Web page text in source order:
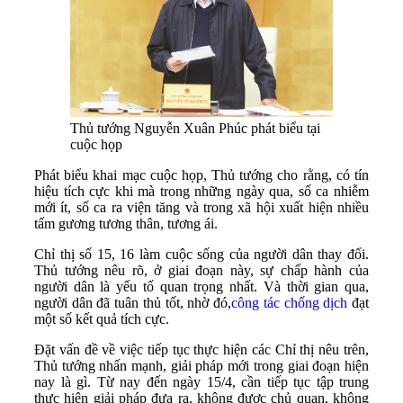
Thủ tướng Nguyễn Xuân Phúc phát biểu tại
cuộc họp
Phát biểu khai mạc cuộc họp, Thủ tướng cho rằng, có tín
hiệu tích cực khi mà trong những ngày qua, số ca nhiễm
mới ít, số ca ra viện tăng và trong xã hội xuất hiện nhiều
tấm gương tương thân, tương ái.
Chỉ thị số 15, 16 làm cuộc sống của người dân thay đổi.
Thủ tướng nêu rõ, ở giai đoạn này, sự chấp hành của
người dân là yếu tố quan trọng nhất. Và thời gian qua,
người dân đã tuân thủ tốt, nhờ đó,công tác chống dịch đạt
một số kết quả tích cực.
Đặt vấn đề về việc tiếp tục thực hiện các Chỉ thị nêu trên,
Thủ tướng nhấn mạnh, giải pháp mới trong giai đoạn hiện
nay là gì. Từ nay đến ngày 15/4, cần tiếp tục tập trung
thực hiện giải pháp đưa ra, không được chủ quan, không